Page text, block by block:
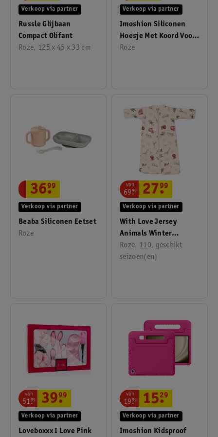
Russle Glijbaan
Compact Olifant
Roze, 125 x 45 x 33 cm
Verkoop via partner
Imoshion Siliconen
Hoesje Met Koord Voor
Apple IPhone 16
Roze
Verkoop via partner
Beaba Siliconen Eetset
Roze
Verkoop via partner
36.
99
With Love Jersey
Animals Winter
Slaapzak
Roze, 110, geschikt
seizoen(en)
Verkoop via partner
van
69.
99 27.
99
Loveboxxx I Love Pink
Verkoop via partner
van
51.
99 39.
99
Imoshion Kidsproof
Verkoop via partner
van
19.
99 15.
29